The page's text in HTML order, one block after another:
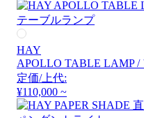
HAY
APOLLO TABLE LAMP
定価/上代:
¥110,000 ~